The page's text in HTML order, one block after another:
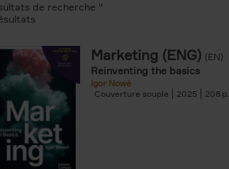
filter
filter
de recherche ''
Marketing (ENG) (EN)
Reinventing the basics
Igor Nowé
Couverture souple
2025 208